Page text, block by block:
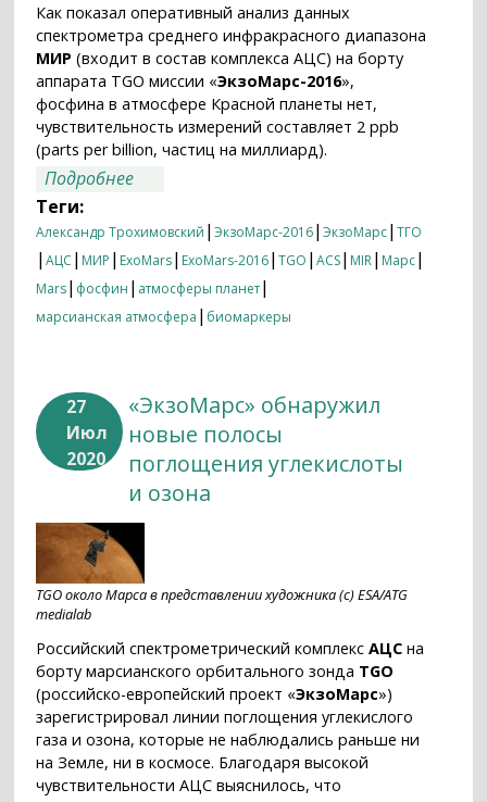
Как показал оперативный анализ данных
спектрометра среднего инфракрасного диапазона
МИР (входит в состав комплекса АЦС) на борту
аппарата TGO миссии «ЭкзоМарс-2016»,
фосфина в атмосфере Красной планеты нет,
чувствительность измерений составляет 2 ppb
(parts per billion, частиц на миллиард).
Подробнее
Теги:
Александр Трохимовский |ЭкзоМарс-2016|ЭкзоМарс|ТГО
|АЦС | МИР | ExoMars| ExoMars-2016|TGO |ACS| MIR| Марс|
Mars| фосфин | атмосферы планет|
марсианская атмосфера | биомаркеры
27
Июл
2020
«ЭкзоМарс» обнаружил
новые полосы
поглощения углекислоты
и озона
TGO около Марса в представлении художника (c) ESA/ATG
medialab
Российский спектрометрический комплексАЦС на
борту марсианского орбитального зонда TGO
(российско-европейский проект «ЭкзоМарс»)
зарегистрировал линии поглощения углекислого
газа и озона, которые не наблюдались раньше ни
на Земле, ни в космосе. Благодаря высокой
чувствительности АЦС выяснилось, что